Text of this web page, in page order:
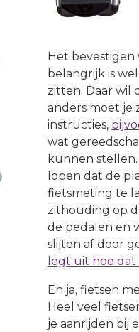
Het bevestigen
belangrijk is
zitten. Daar wil
anders moet je
instructies,
wat
kunnen
lopen dat de
fietsmeting te
zithouding op
de pedalen en
slijten af door
legt uit hoe
En ja, fietsen
Heel veel
je aanrijden bij